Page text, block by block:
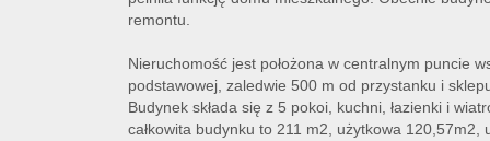
remontu.
Nieruchomość jest położona w centralnym puncie
podstawowej, zaledwie 500 m od przystanku i
Budynek składa się z 5 pokoi, kuchni, łazienki i
całkowita budynku to 211 m2, użytkowa 120,57m2,